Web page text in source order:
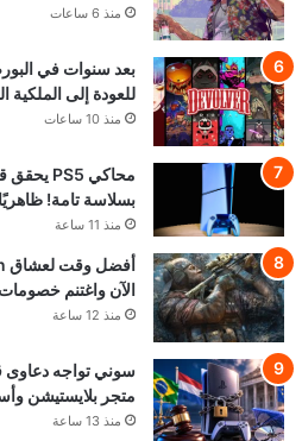
منذ 6 ساعات
للعودة إلى الملكية
منذ 10 ساعات
بسلاسة تامة! ظاهريًا
منذ 11 ساعة
الآن واغتنم خصومات
منذ 12 ساعة
متجر بلايستيشن
منذ 13 ساعة